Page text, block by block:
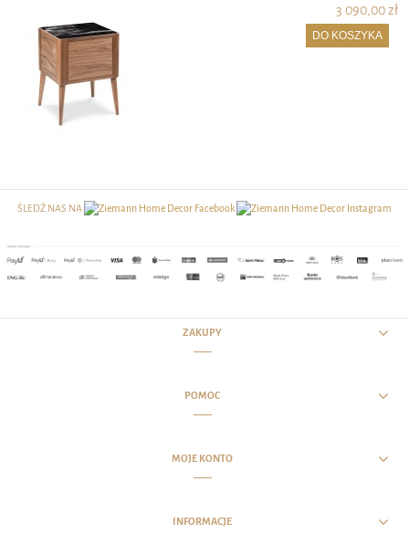
3 090,00 zł
DO KOSZYKA
ŚLEDŹ NAS NA
ZAKUPY
POMOC
MOJE KONTO
INFORMACJE